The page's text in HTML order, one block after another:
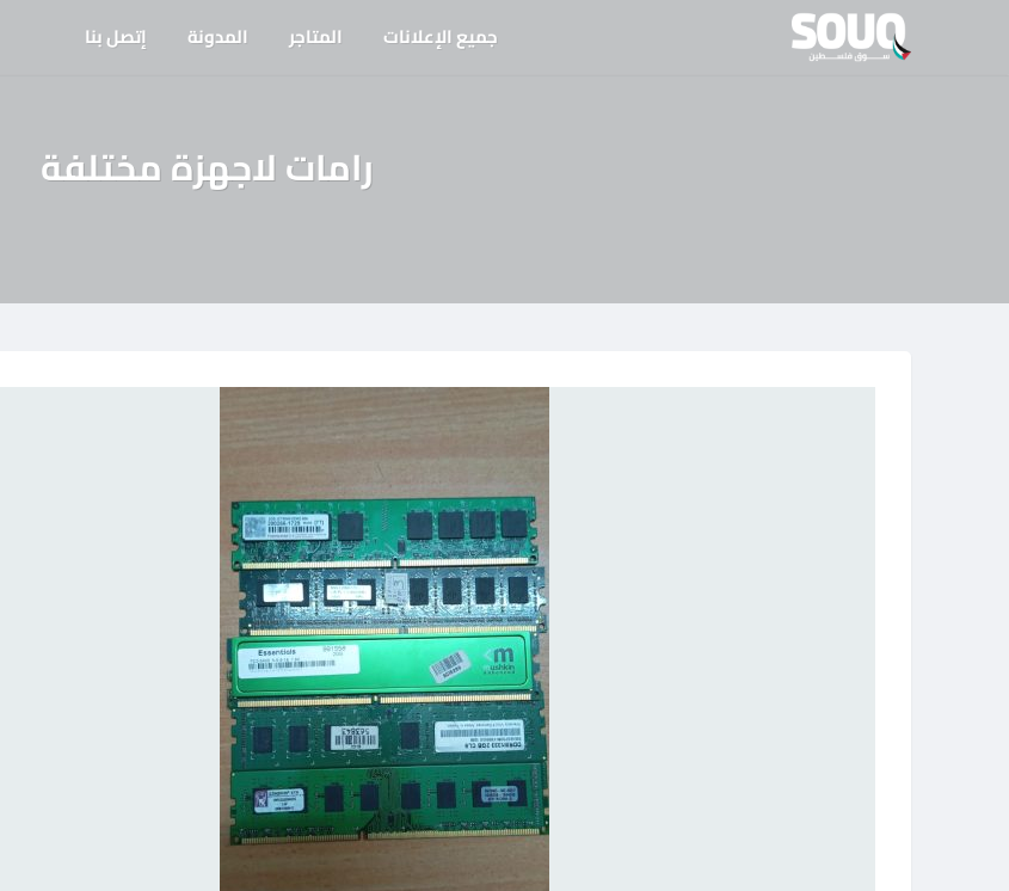
جميع الإعلانات المتاجر المدونة إتصل بنا
رامات لاجهزة مختلفة